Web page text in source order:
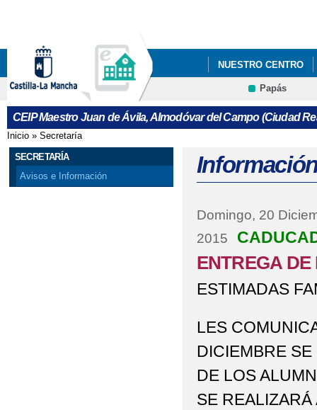
NUESTRO CENTRO
DESFILE DE
Papás
Contacto
CEIP Maestro Juan de Ávila, Almodóvar del Campo (Ciudad
Se encuentra usted aquí
Inicio » Secretaría
SECRETARÍA
Avisos e Información
Domingo, 20
2015
ENTREGA
ESTIMADAS
LES
DICIEMBRE
DE LOS
SE